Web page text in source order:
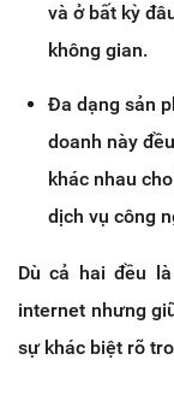
và ở bất kỳ
không gian.
Đa dạng sản
doanh này
khác nhau
dịch vụ công
Dù cả hai đều
internet nhưng
sự khác biệt rõ